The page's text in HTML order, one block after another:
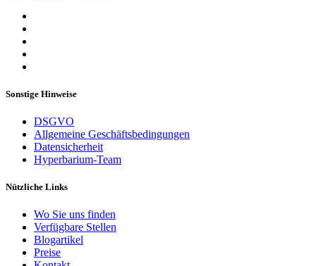
Sonstige Hinweise
DSGVO
Allgemeine Geschäftsbedingungen
Datensicherheit
Hyperbarium-Team
Nützliche Links
Wo Sie uns finden
Verfügbare Stellen
Blogartikel
Preise